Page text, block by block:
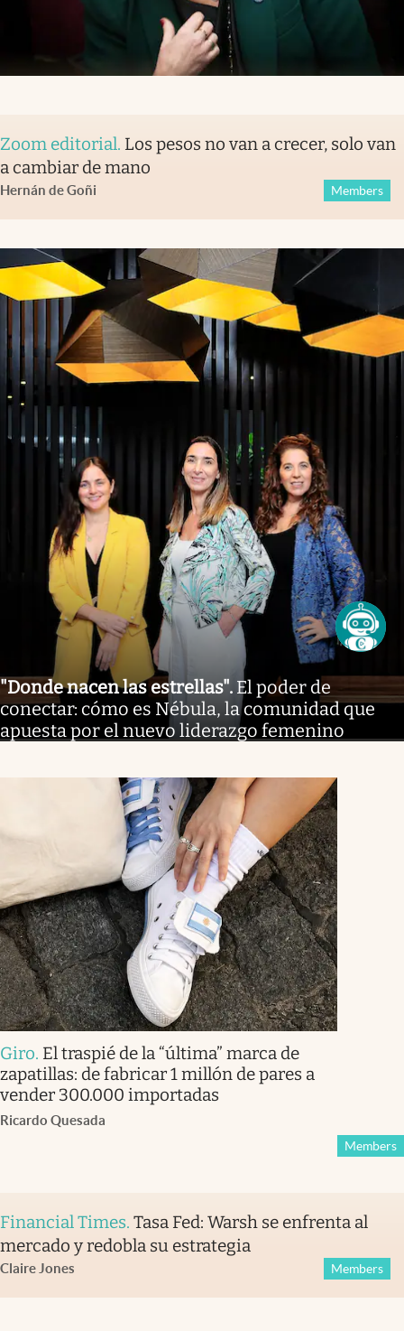
Zoom editorial. Los pesos no van a crecer, solo van
a cambiar de mano
Hernán de Goñi Members
"Donde nacen las estrellas". El poder de
conectar: cómo es Nébula, la comunidad que
apuesta por el nuevo liderazgo femenino
Giro. El traspié de la “última” marca de
zapatillas: de fabricar 1 millón de pares a
vender 300.000 importadas
Ricardo Quesada
Members
Financial Times. Tasa Fed: Warsh se enfrenta al
mercado y redobla su estrategia
Claire Jones Members